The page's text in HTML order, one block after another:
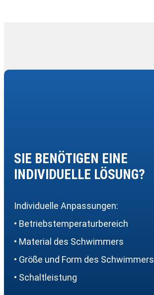
SIE BENÖTIGEN EINE
INDIVIDUELLE LÖSUNG?
Individuelle Anpassungen:
• Betriebstemperaturbereich
• Material des Schwimmers
• Größe und Form des Schwimmers
• Schaltleistung